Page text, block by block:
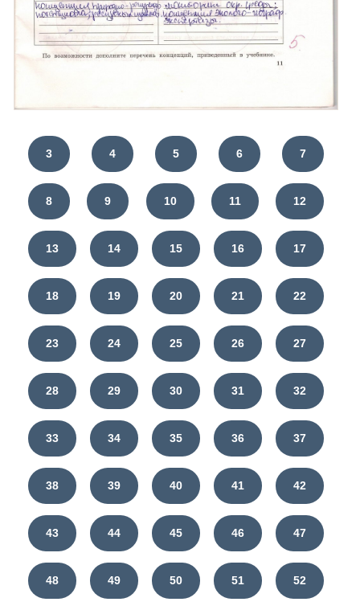
3 4 5 6 7
8 9 10 11 12
13 14 15 16 17
18 19 20 21 22
23 24 25 26 27
28 29 30 31 32
33 34 35 36 37
38 39 40 41 42
43 44 45 46 47
48 49 50 51 52